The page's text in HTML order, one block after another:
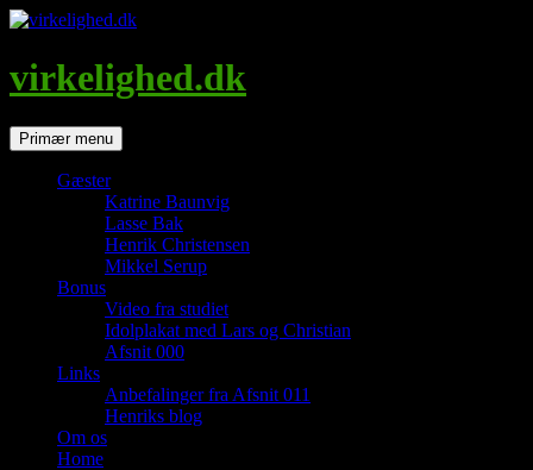
Hop
indhold
virkelighed.dk
SøgPrimær menu
Gæster
Katrine Baunvig
Lasse Bak
Henrik Christensen
Mikkel Serup
Bonus
Video fra studiet
Idolplakat med Lars og Christian
Afsnit 000
Links
Anbefalinger fra Afsnit 011
Henriks blog
Om os
Home